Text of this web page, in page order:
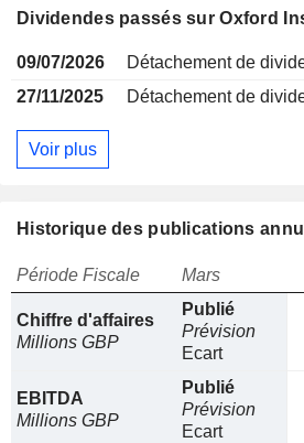
Dividendes passés sur Oxford
09/07/2026
Détachement de
27/11/2025
Détachement de
Voir plus
Historique des publications
Période Fiscale Mars
Chiffre d'affaires
Millions GBP
Publié
Prévision
Ecart
EBITDA
Millions GBP
Publié
Prévision
Ecart